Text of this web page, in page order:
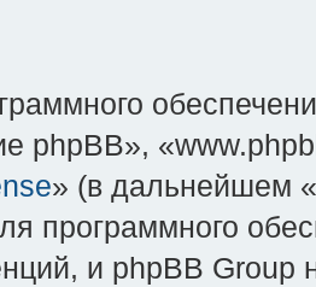
phpBB»,
» (в дальнейшем
программного
и phpBB Group